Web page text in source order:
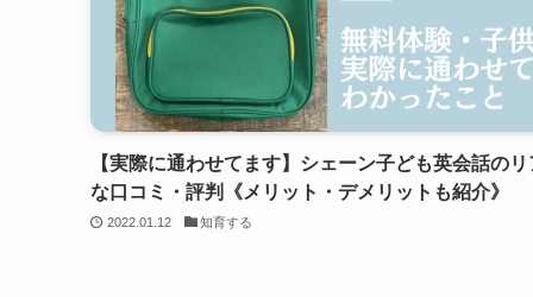
【実際に通わせてます】シェーン子ども英会話のリ
な口コミ・評判《メリット・デメリットも紹介》
2022.01.12 知育する